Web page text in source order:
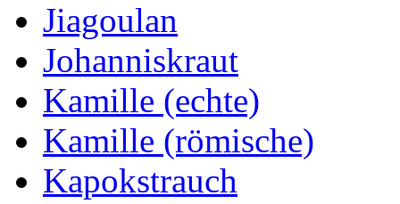
Jiagoulan
Johanniskraut
Kamille (echte)
Kamille (römische)
Kapokstrauch